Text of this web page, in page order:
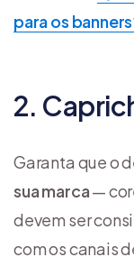
para os
2.
Garanta que o
sua marca—
devem ser
com os canais